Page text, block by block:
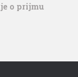
o prijmu